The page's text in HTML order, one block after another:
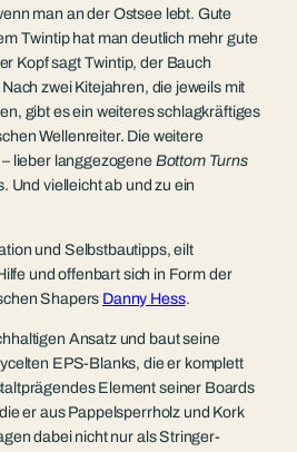
man an der Ostsee lebt. Gute
Twintip hat man deutlich mehr gute
Kopf sagt Twintip, der Bauch
zwei Kitejahren, die jeweils mit
gibt es ein weiteres schlagkräftiges
Wellenreiter. Die weitere
lieber langgezogene Bottom Turns
Und vielleicht ab und zu ein
und Selbstbautipps, eilt
und offenbart sich in Form der
Shapers Danny Hess.
Ansatz und baut seine
EPS-Blanks, die er komplett
Element seiner Boards
er aus Pappelsperrholz und Kork
dabei nicht nur als Stringer-